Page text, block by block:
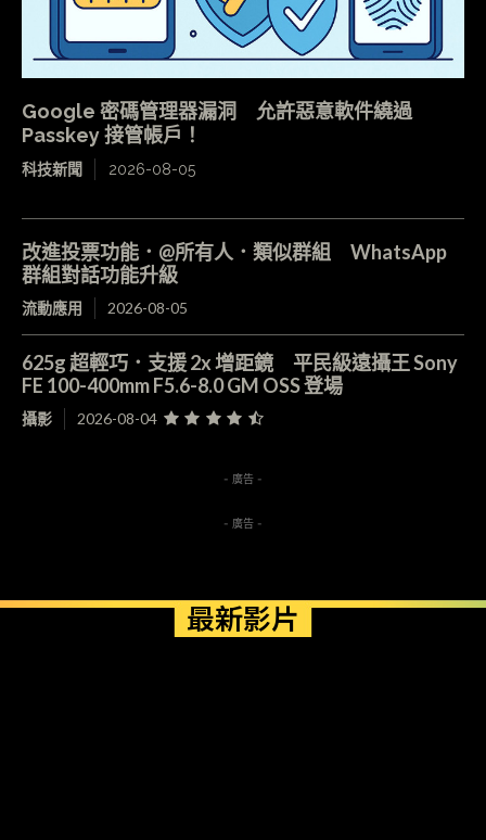
Google 密碼管理器漏洞 允許惡意軟件繞過
Passkey 接管帳戶！
科技新聞 2026-08-05
改進投票功能．@所有人．類似群組 WhatsApp
群組對話功能升級
流動應用 2026-08-05
625g 超輕巧．支援 2x 增距鏡 平民級遠攝王 Sony
FE 100-400mm F5.6-8.0 GM OSS 登場
攝影 2026-08-04
- 廣告 -
- 廣告 -
最新影片